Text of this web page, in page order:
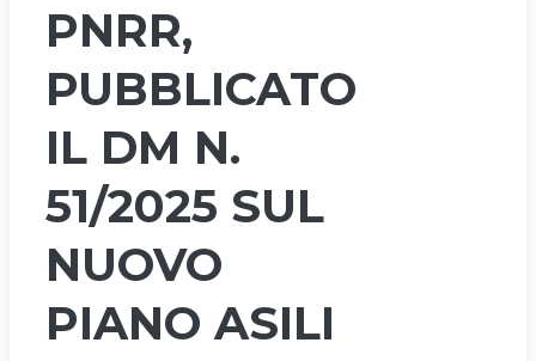
PNRR,
PUBBLICATO
IL DM N.
51/2025 SUL
NUOVO
PIANO ASILI